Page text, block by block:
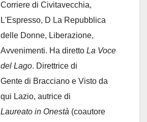
Corriere di Civitavecchia,
L'Espresso, D La Repubblica
delle Donne, Liberazione,
Avvenimenti. Ha diretto La Voce
del Lago. Direttrice di
Gente di Bracciano e Visto da
qui Lazio, autrice di
Laureato in Onestà (coautore